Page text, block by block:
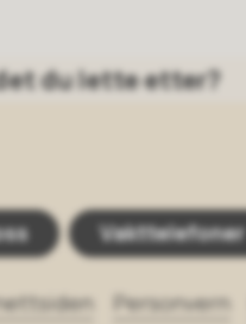
du lette etter?
Vakttelefoner
Personvern